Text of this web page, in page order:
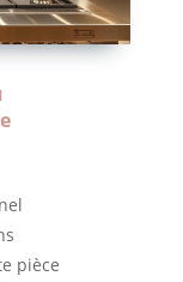
pièce